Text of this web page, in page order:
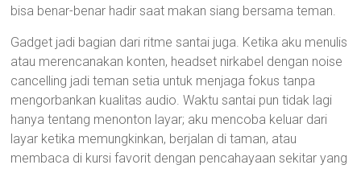
bisa benar-benar hadir saat makan siang bersama teman.
Gadget jadi bagian dari ritme santai juga. Ketika aku menulis
atau merencanakan konten, headset nirkabel dengan noise
cancelling jadi teman setia untuk menjaga fokus tanpa
mengorbankan kualitas audio. Waktu santai pun tidak lagi
hanya tentang menonton layar; aku mencoba keluar dari
layar ketika memungkinkan, berjalan di taman, atau
membaca di kursi favorit dengan pencahayaan sekitar yang